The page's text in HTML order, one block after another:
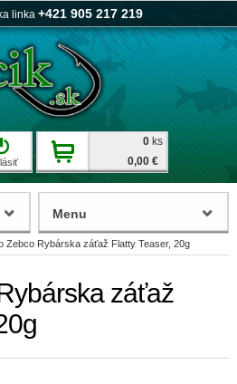
linka +421 905 217 219
0 ks
0,00 €
Zebco Rybárska záťaž Flatty Teaser, 20g
záťaž
Menu